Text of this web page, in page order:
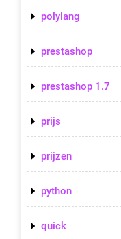
polylang
prestashop
prestashop 1.7
prijs
prijzen
python
quick